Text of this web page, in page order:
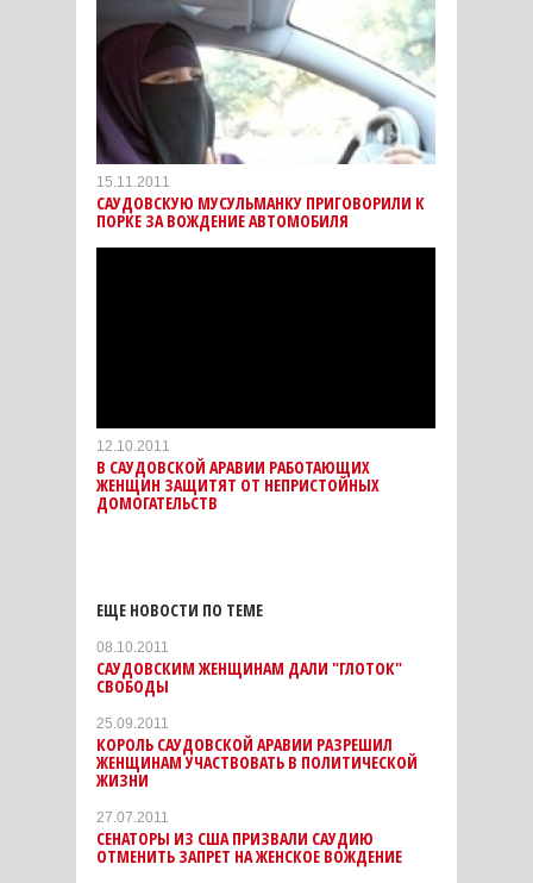
15.11.2011
САУДОВСКУЮ МУСУЛЬМАНКУ ПРИГОВОРИЛИ К
ПОРКЕ ЗА ВОЖДЕНИЕ АВТОМОБИЛЯ
12.10.2011
В САУДОВСКОЙ АРАВИИ РАБОТАЮЩИХ
ЖЕНЩИН ЗАЩИТЯТ ОТ НЕПРИСТОЙНЫХ
ДОМОГАТЕЛЬСТВ
ЕЩЕ НОВОСТИ ПО ТЕМЕ
08.10.2011
САУДОВСКИМ ЖЕНЩИНАМ ДАЛИ "ГЛОТОК"
СВОБОДЫ
25.09.2011
КОРОЛЬ САУДОВСКОЙ АРАВИИ РАЗРЕШИЛ
ЖЕНЩИНАМ УЧАСТВОВАТЬ В ПОЛИТИЧЕСКОЙ
ЖИЗНИ
27.07.2011
СЕНАТОРЫ ИЗ США ПРИЗВАЛИ САУДИЮ
ОТМЕНИТЬ ЗАПРЕТ НА ЖЕНСКОЕ ВОЖДЕНИЕ